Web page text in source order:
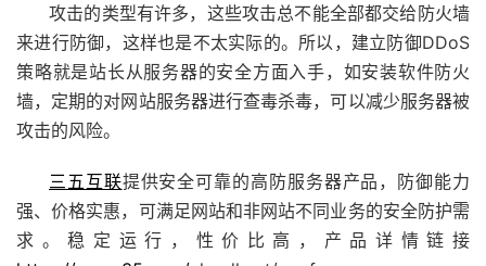
攻击的类型有许多，这些攻击总不能全部都交给防火墙
来进行防御，这样也是不太实际的。所以，建立防御DDoS
策略就是站长从服务器的安全方面入手，如安装软件防火
墙，定期的对网站服务器进行查毒杀毒，可以减少服务器被
攻击的风险。
三五互联提供安全可靠的高防服务器产品，防御能力
强、价格实惠，可满足网站和非网站不同业务的安全防护需
求。稳定运行，性价比高，产品详情链接